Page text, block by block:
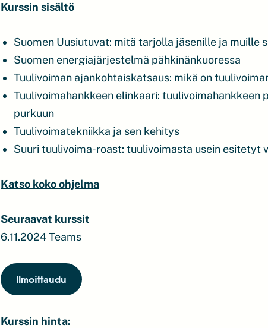
Kurssin sisältö
Suomen Uusiutuvat: mitä tarjolla jäsenille ja muille
Suomen energiajärjestelmä pähkinänkuoressa
Tuulivoiman ajankohtaiskatsaus: mikä on
Tuulivoimahankkeen elinkaari:
purkuun
Tuulivoimatekniikka ja sen kehitys
Suuri tuulivoima-roast: tuulivoimasta usein esitetyt
Katso koko ohjelma
Seuraavat kurssit
6.11.2024 Teams
Ilmoittaudu
Kurssin hinta: